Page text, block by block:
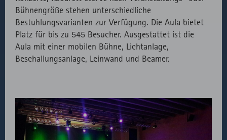
Bühnengröße stehen unterschiedliche
Bestuhlungsvarianten zur Verfügung. Die Aula bietet
Platz für bis zu 545 Besucher. Ausgestattet ist die
Aula mit einer mobilen Bühne, Lichtanlage,
Beschallungsanlage, Leinwand und Beamer.
Externer API
Aufruf von
fast.fonts.net
Zählt aus
lizenzrechtlichen
Gründen die
Verwendung
des lokal
1
Session
speichern.